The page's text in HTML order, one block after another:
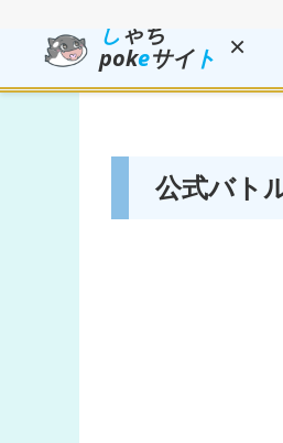
しゃち
pokeサイト ×
公式バト